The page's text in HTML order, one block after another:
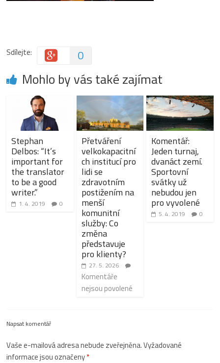
Sdílejte: 0
Mohlo by vás také zajímat
Stephan
Delbos: “It’s
important for
the translator
to be a good
writer.”
1. 4. 2019 0
Přetváření
velkokapacitní
ch institucí pro
lidi se
zdravotním
postižením na
menší
komunitní
služby: Co
změna
představuje
pro klienty?
27. 5. 2026
Komentáře
nejsou povolené
Komentář:
Jeden turnaj,
dvanáct zemí.
Sportovní
svátky už
nebudou jen
pro vyvolené
5. 4. 2019 0
Napsat komentář
Vaše e-mailová adresa nebude zveřejněna.Vyžadované
informace jsou označeny*